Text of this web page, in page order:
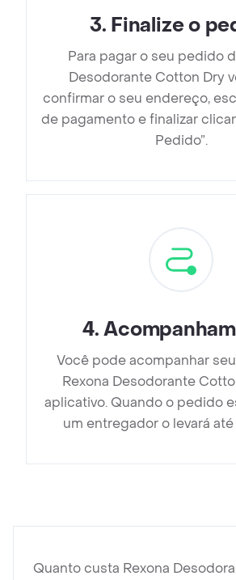
3. Finalize o
Para pagar o seu pedido
Desodorante Cotton Dry
confirmar o seu endereço,
de pagamento e finalizar
Pedido”.
4.
Você pode acompanhar
Rexona Desodorante
aplicativo. Quando o pedido
um entregador o levará
Quanto custa Rexona